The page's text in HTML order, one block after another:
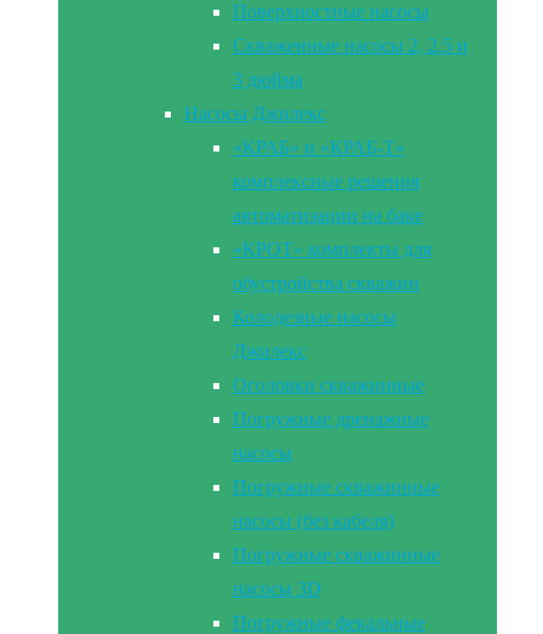
Поверхностные насосы
Скваженные насосы 2, 2.5 и
3 дюйма
Насосы Джилекс
«КРАБ» и «КРАБ-Т»
комплексные решения
автоматизации на баке
«КРОТ» комплекты для
обустройства скважин
Колодезные насосы
Джилекс
Оголовки скважинные
Погружные дренажные
насосы
Погружные скважинные
насосы (без кабеля)
Погружные скважинные
насосы 3D
Погружные фекальные